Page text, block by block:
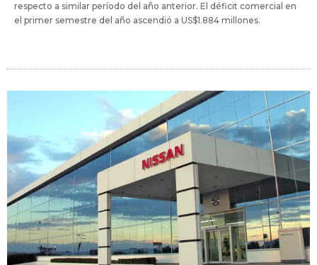
respecto a similar período del año anterior. El déficit comercial en
el primer semestre del año ascendió a US$1.884 millones.